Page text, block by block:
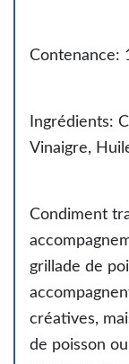
Contenance:
Ingrédients:
Vinaigre,
Condiment
grillade de
créatives,
de poisson